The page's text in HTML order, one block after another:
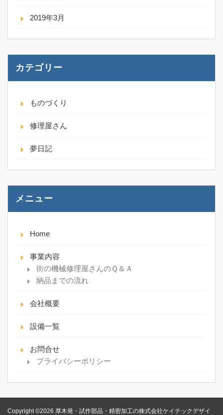
2019年3月
カテゴリー
ものづくり
修理屋さん
夢日記
メニュー
Home
事業内容
街の機械修理屋さんのＱ＆Ａ
納品までの流れ
会社概要
設備一覧
お問合せ
プライバシーポリシー
Copyright ©2026 厚木発・試作部品・精密加工の株式会社ケイテックデザイ